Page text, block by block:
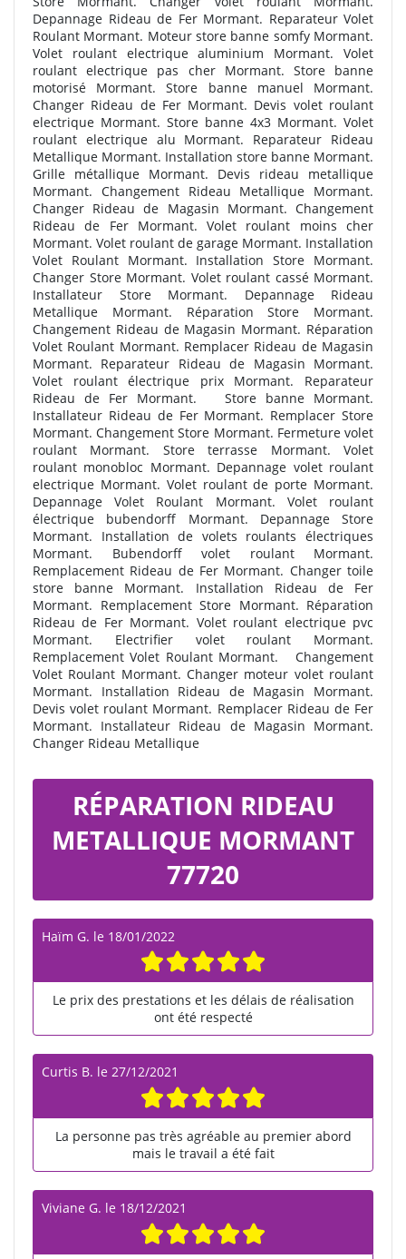
Depannage Rideau de Fer Mormant. Reparateur Volet
Roulant Mormant. Moteur store banne somfy Mormant.
Volet roulant electrique aluminium Mormant. Volet
roulant electrique pas cher Mormant. Store banne
motorisé Mormant. Store banne manuel Mormant.
Changer Rideau de Fer Mormant. Devis volet roulant
electrique Mormant. Store banne 4x3 Mormant. Volet
roulant electrique alu Mormant. Reparateur Rideau
Metallique Mormant. Installation store banne Mormant.
Grille métallique Mormant. Devis rideau metallique
Mormant. Changement Rideau Metallique Mormant.
Changer Rideau de Magasin Mormant. Changement
Rideau de Fer Mormant. Volet roulant moins cher
Mormant. Volet roulant de garage Mormant. Installation
Volet Roulant Mormant. Installation Store Mormant.
Changer Store Mormant. Volet roulant cassé Mormant.
Installateur Store Mormant. Depannage Rideau
Metallique Mormant. Réparation Store Mormant.
Changement Rideau de Magasin Mormant. Réparation
Volet Roulant Mormant. Remplacer Rideau de Magasin
Mormant. Reparateur Rideau de Magasin Mormant.
Volet roulant électrique prix Mormant. Reparateur
Rideau de Fer Mormant. Store banne Mormant.
Installateur Rideau de Fer Mormant. Remplacer Store
Mormant. Changement Store Mormant. Fermeture volet
roulant Mormant. Store terrasse Mormant. Volet
roulant monobloc Mormant. Depannage volet roulant
electrique Mormant. Volet roulant de porte Mormant.
Depannage Volet Roulant Mormant. Volet roulant
électrique bubendorff Mormant. Depannage Store
Mormant. Installation de volets roulants électriques
Mormant. Bubendorff volet roulant Mormant.
Remplacement Rideau de Fer Mormant. Changer toile
store banne Mormant. Installation Rideau de Fer
Mormant. Remplacement Store Mormant. Réparation
Rideau de Fer Mormant. Volet roulant electrique pvc
Mormant. Electrifier volet roulant Mormant.
Remplacement Volet Roulant Mormant. Changement
Volet Roulant Mormant. Changer moteur volet roulant
Mormant. Installation Rideau de Magasin Mormant.
Devis volet roulant Mormant. Remplacer Rideau de Fer
Mormant. Installateur Rideau de Magasin Mormant.
Changer Rideau Metallique
RÉPARATION RIDEAU
METALLIQUE MORMANT
77720
Haïm G. le 18/01/2022
Le prix des prestations et les délais de réalisation
ont été respecté
Curtis B. le 27/12/2021
La personne pas très agréable au premier abord
mais le travail a été fait
Viviane G. le 18/12/2021